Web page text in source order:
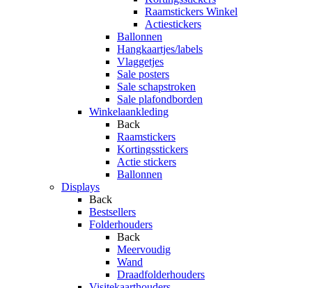
Raamstickers Winkel
Actiestickers
Ballonnen
Hangkaartjes/labels
Vlaggetjes
Sale posters
Sale schapstroken
Sale plafondborden
Winkelaankleding
Back
Raamstickers
Kortingsstickers
Actie stickers
Ballonnen
Displays
Back
Bestsellers
Folderhouders
Back
Meervoudig
Wand
Draadfolderhouders